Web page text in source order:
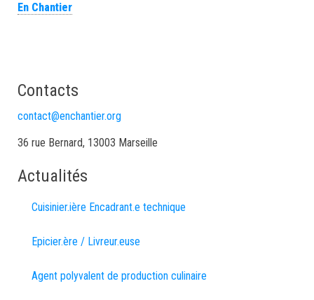
En Chantier
Contacts
contact@enchantier.org
36 rue Bernard, 13003 Marseille
Actualités
Cuisinier.ière Encadrant.e technique
Epicier.ère / Livreur.euse
Agent polyvalent de production culinaire